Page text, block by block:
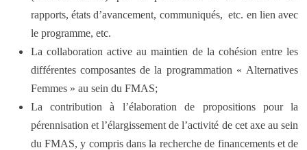
rapports, états d’avancement, communiqués, etc. en lien avec
le programme, etc.
La collaboration active au maintien de la cohésion entre les
différentes composantes de la programmation « Alternatives
Femmes » au sein du FMAS;
La contribution à l’élaboration de propositions pour la
pérennisation et l’élargissement de l’activité de cet axe au sein
du FMAS, y compris dans la recherche de financements et de